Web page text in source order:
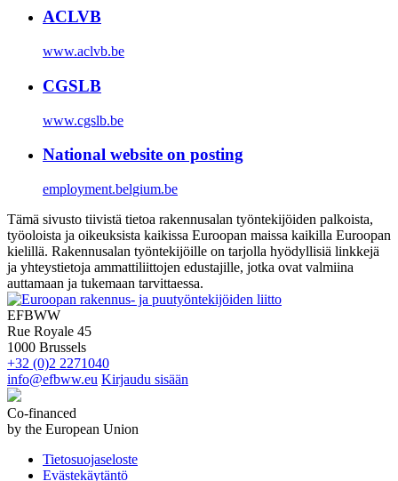
ACLVB
www.aclvb.be
CGSLB
www.cgslb.be
National website on posting
employment.belgium.be
Tämä sivusto tiivistä tietoa rakennusalan työntekijöiden palkoista,
työoloista ja oikeuksista kaikissa Euroopan maissa kaikilla Euroopan
kielillä. Rakennusalan työntekijöille on tarjolla hyödyllisiä linkkejä
ja yhteystietoja ammattiliittojen edustajille, jotka ovat valmiina
auttamaan ja tukemaan tarvittaessa.
EFBWW
Rue Royale 45
1000 Brussels
+32 (0)2 2271040
info@efbww.eu Kirjaudu sisään
Co-financed
by the European Union
Tietosuojaseloste
Evästekäytäntö